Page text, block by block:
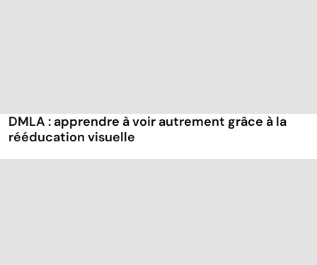
DMLA : apprendre à voir autrement grâce à la
rééducation visuelle